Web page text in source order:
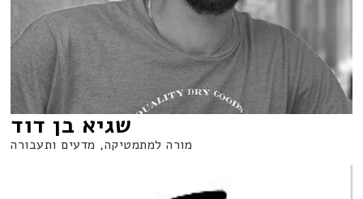
שגיא בן דוד
מורה למתמטיקה, מדעים ותעבורה